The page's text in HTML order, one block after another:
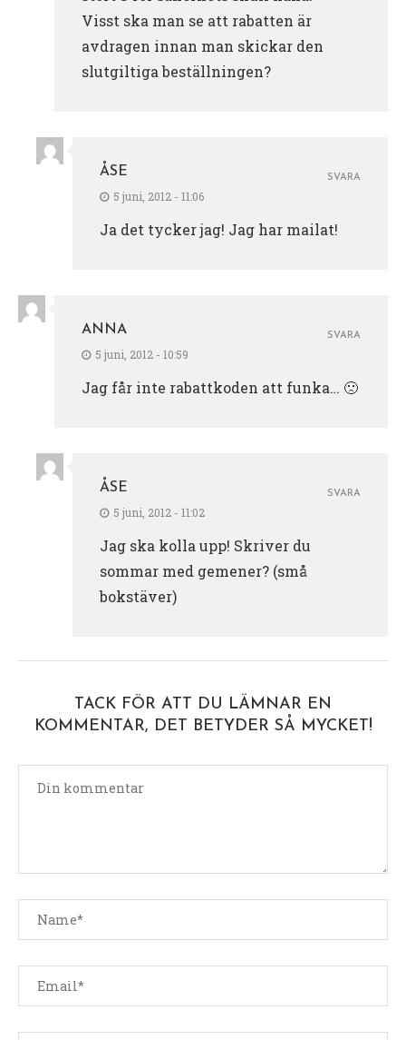
Visst ska man se att rabatten är
avdragen innan man skickar den
slutgiltiga beställningen?
ÅSE
5 juni, 2012 - 11:06
Ja det tycker jag! Jag har mailat!
SVARA
ANNA
5 juni, 2012 - 10:59
Jag får inte rabattkoden att funka… 🙁
SVARA
ÅSE
5 juni, 2012 - 11:02
Jag ska kolla upp! Skriver du
sommar med gemener? (små
bokstäver)
SVARA
TACK FÖR ATT DU LÄMNAR EN
KOMMENTAR, DET BETYDER SÅ MYCKET!